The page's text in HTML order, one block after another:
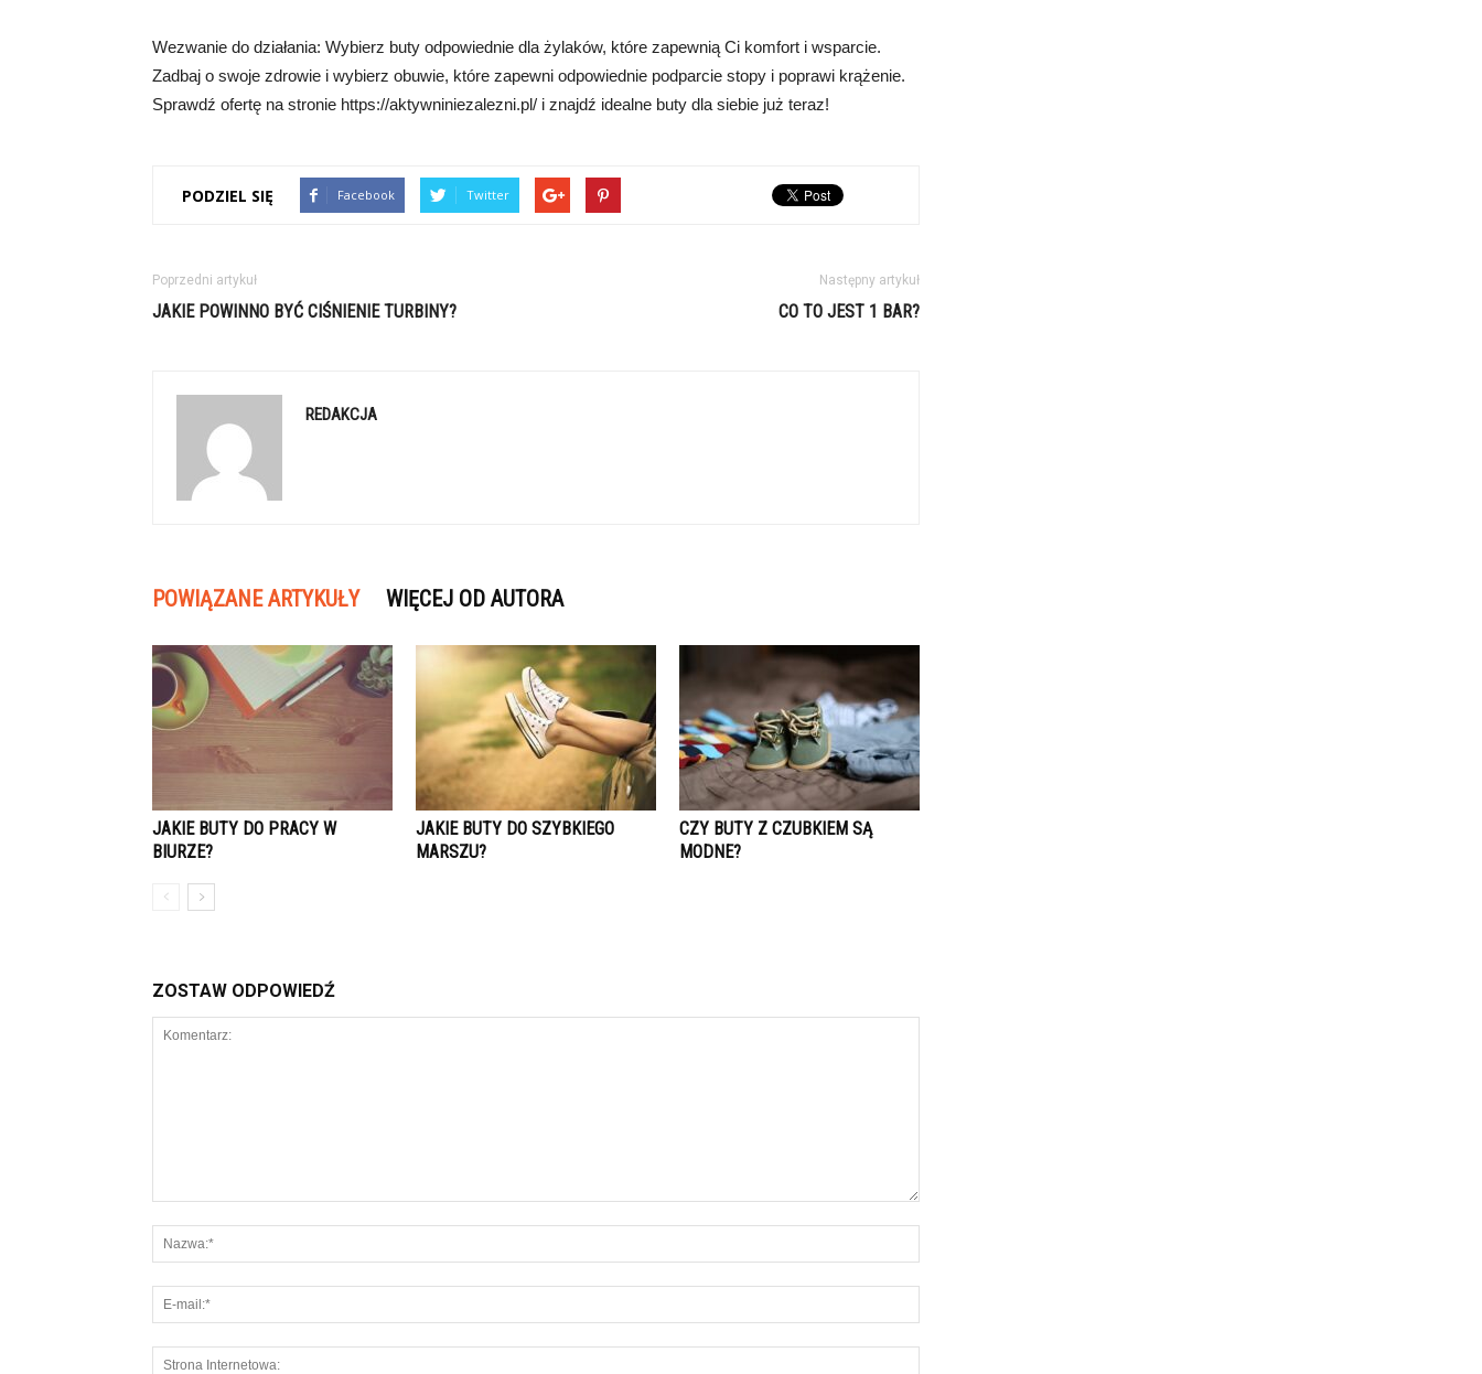
Wezwanie do działania: Wybierz buty odpowiednie dla żylaków, które zapewnią Ci komfort i wsparcie.
Zadbaj o swoje zdrowie i wybierz obuwie, które zapewni odpowiednie podparcie stopy i poprawi krążenie.
Sprawdź ofertę na stronie https://aktywniniezalezni.pl/ i znajdź idealne buty dla siebie już teraz!
PODZIEL SIĘ Facebook Twitter
Poprzedni artykuł
JAKIE POWINNO BYĆ CIŚNIENIE TURBINY?
Następny artykuł
CO TO JEST 1 BAR?
REDAKCJA
POWIĄZANE ARTYKUŁY WIĘCEJ OD AUTORA
JAKIE BUTY DO PRACY W
BIURZE?
JAKIE BUTY DO SZYBKIEGO
MARSZU?
CZY BUTY Z CZUBKIEM SĄ
MODNE?
ZOSTAW ODPOWIEDŹ